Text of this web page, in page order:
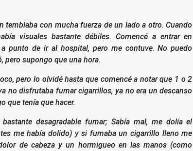
temblaba con mucha fuerza de un lado a otro.Cuando
visuales bastante débiles. Comencé a entrar en
punto de ir al hospital, pero me contuve. No puedo
pero supongo que una hora.
pero lo olvidé hasta que comencé a notar que 1 o 2
no disfrutaba fumar cigarrillos, ya no era un descanso
que tenía que hacer.
desagradable fumar; Sabía mal, me dolía el
me había dolido) y si fumaba un cigarrillo lleno me
de cabeza y un hormigueo en las manos (como